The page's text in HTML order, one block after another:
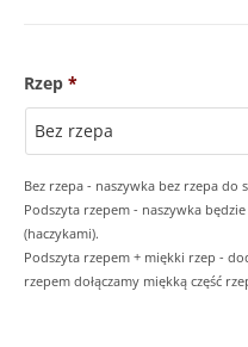
Rzep *
Bez rzepa - naszywka bez rzepa do
Podszyta rzepem - naszywka
(haczykami).
Podszyta rzepem + miękki rzep -
rzepem dołączamy miękką część